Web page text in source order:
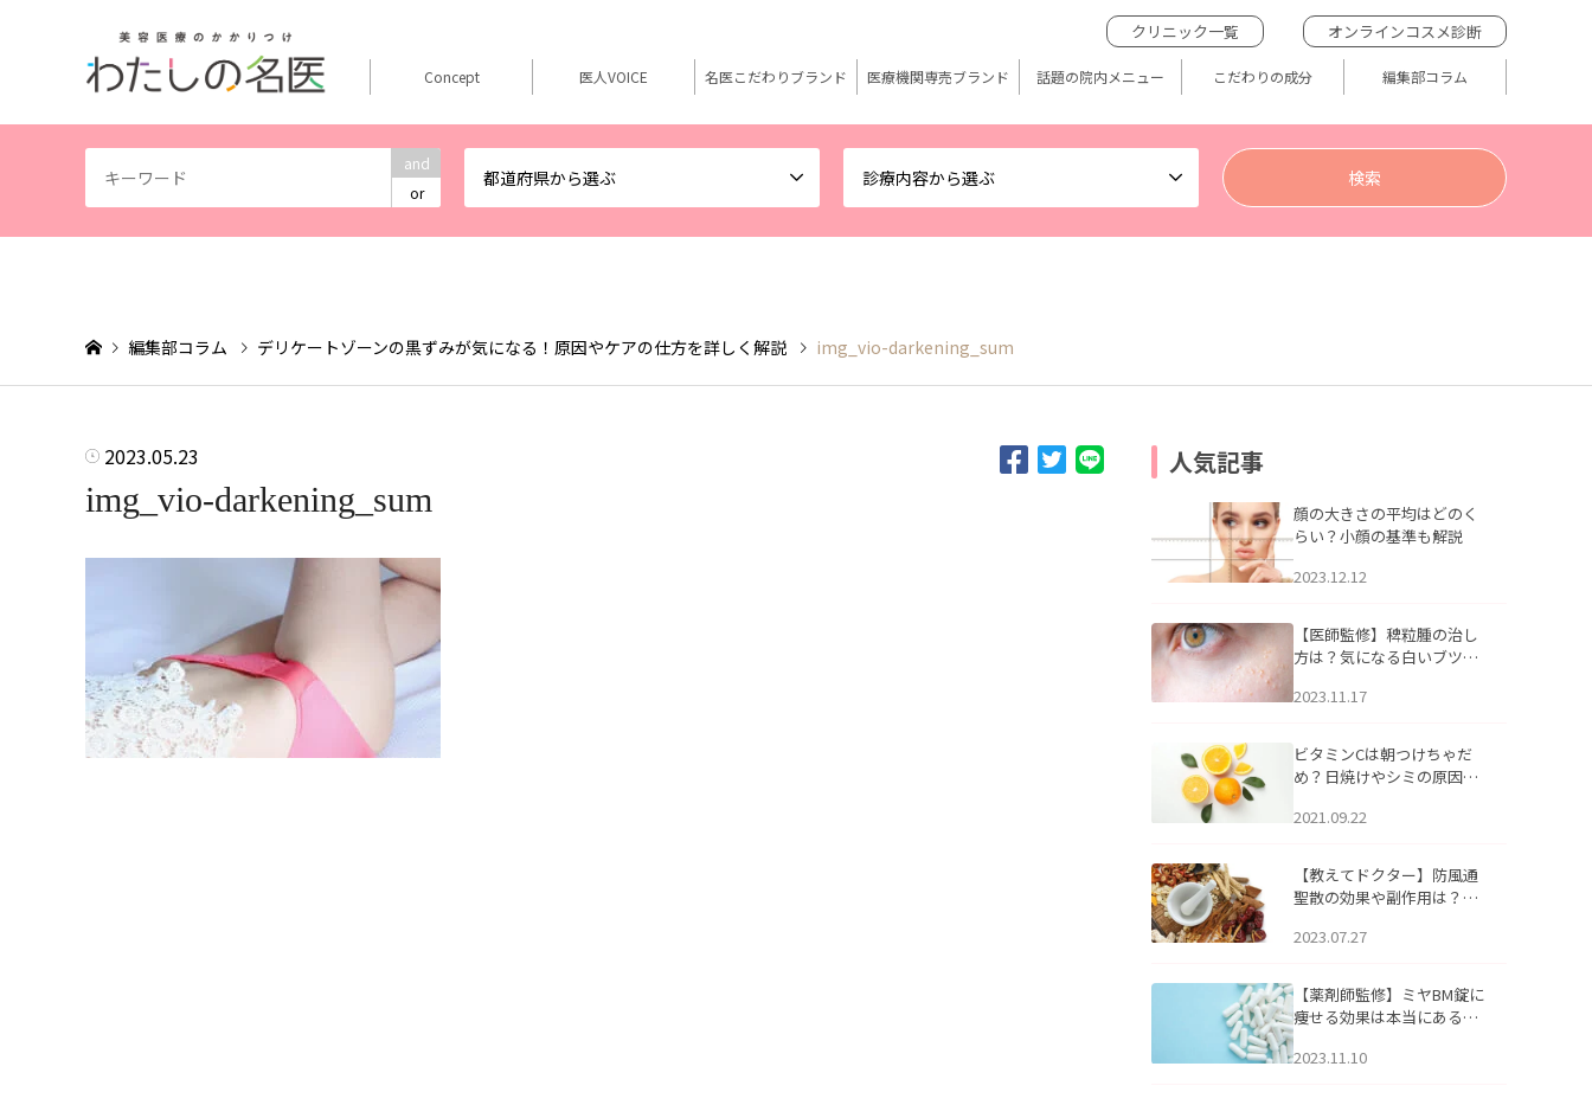
and
or
都道府県から選ぶ 診療内容から選ぶ
クリニック一覧 オンラインコスメ診断
Concept 医人VOICE 名医こだわりブランド 医療機関専売ブランド 話題の院内メニュー こだわりの成分 編集部コラム
編集部コラム デリケートゾーンの黒ずみが気になる！原因やケアの仕方を詳しく解説 img_vio-darkening_sum
2023.05.23
img_vio-darkening_sum
人気記事
顔の大きさの平均はどのく
らい？小顔の基準も解説
2023.12.12
【医師監修】稗粒腫の治し
方は？気になる白いブツブ
アについて
2023.11.17
ビタミンCは朝つけちゃだ
め？日焼けやシミの原因に
2021.09.22
【教えてドクター】防風通
聖散の効果や副作用は？長
2023.07.27
【薬剤師監修】ミヤBM錠に
痩せる効果は本当にある
2023.11.10